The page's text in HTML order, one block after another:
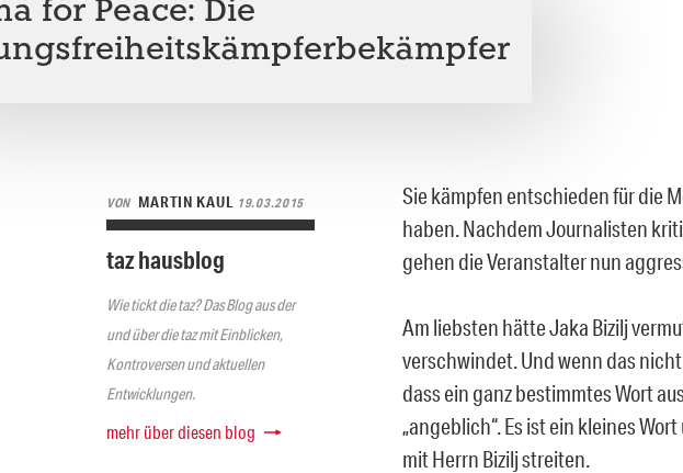
for Peace: Die
VON MARTIN KAUL 19.03.2015
taz hausblog
Wie tickt die taz? Das Blog aus der
und über die taz mit Einblicken,
Kontroversen und aktuellen
Entwicklungen.
mehr über diesen blog
Sie kämpfen entschieden für die
haben. Nachdem Journalisten
gehen die Veranstalter nun
Am liebsten hätte Jaka Bizilj
verschwindet. Und wenn das
dass ein ganz bestimmtes Wort
„angeblich“. Es ist ein kleines
mit Herrn Bizilj streiten.